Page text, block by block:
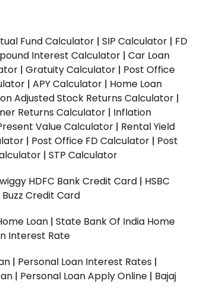
Fund Calculator | SIP Calculator | FD
Interest Calculator | Car Loan
| Gratuity Calculator | Post Office
| APY Calculator | Home Loan
Adjusted Stock Returns Calculator |
Returns Calculator | Inflation
Value Calculator | Rental Yield
| Post Office FD Calculator | Post
| STP Calculator
HDFC Bank Credit Card | HSBC
Buzz Credit Card
Loan | State Bank Of India Home
Interest Rate
| Personal Loan Interest Rates |
| Personal Loan Apply Online | Bajaj